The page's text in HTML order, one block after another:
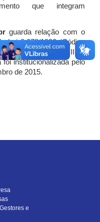
que integram
guarda relação com o
Lei 8.078/1990 (Código
7º, incisos I, II e III do
foi institucionalizada pelo
de 2015.
e